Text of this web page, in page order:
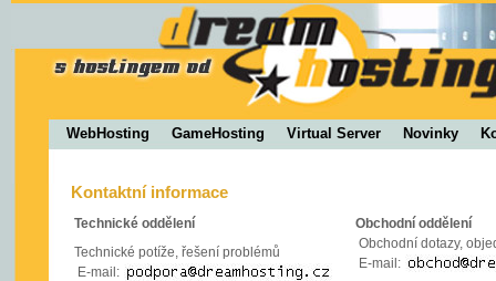
Kontaktní informace
Technické oddělení
Technické potíže, řešení problémů
E-mail:
Obchodní oddělení
Obchodní dotazy,
E-mail:
WebHosting GameHosting Virtual Server Novinky